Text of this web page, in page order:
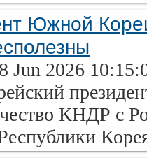
Южной
Jun 2026
КНДР с